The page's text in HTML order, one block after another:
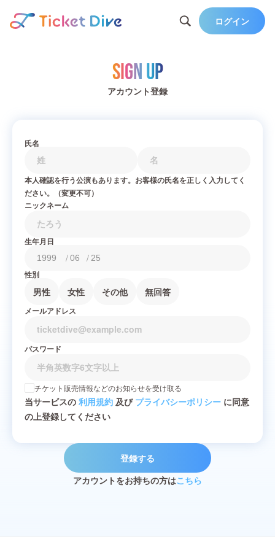
ログイン
Sign Up
アカウント登録
氏名
本人確認を行う公演もあります。お客様の氏名を正しく入力してく
ださい。（変更不可）
ニックネーム
生年月日
/ /
性別
男性 女性 その他 無回答
メールアドレス
パスワード
チケット販売情報などのお知らせを受け取る
当サービスの 利用規約 及び プライバシーポリシー に同意
の上登録してください
登録する
アカウントをお持ちの方はこちら